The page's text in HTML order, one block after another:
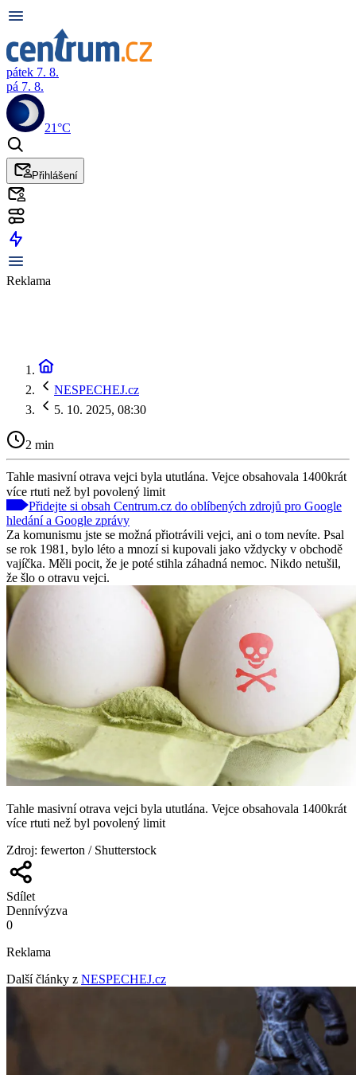
pátek 7. 8.
pá 7. 8.
21°C
Přihlášení
Reklama
NESPECHEJ.cz
5. 10. 2025, 08:30
2 min
Tahle masivní otrava vejci byla ututlána. Vejce obsahovala 1400krát
více rtuti než byl povolený limit
Přidejte si obsah Centrum.cz do oblíbených zdrojů pro Google
hledání a Google zprávy
Za komunismu jste se možná přiotrávili vejci, ani o tom nevíte. Psal
se rok 1981, bylo léto a mnozí si kupovali jako vždycky v obchodě
vajíčka. Měli pocit, že je poté stihla záhadná nemoc. Nikdo netušil,
že šlo o otravu vejci.
Tahle masivní otrava vejci byla ututlána. Vejce obsahovala 1400krát
více rtuti než byl povolený limit
Zdroj: fewerton / Shutterstock
Sdílet
Dennívýzva
0
Reklama
Další články z NESPECHEJ.cz